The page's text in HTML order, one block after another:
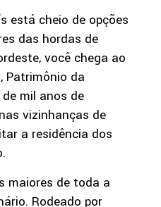
está cheio de opções
das hordas de
você chega ao
Patrimônio da
mil anos de
vizinhanças de
a residência dos
maiores de toda a
Rodeado por